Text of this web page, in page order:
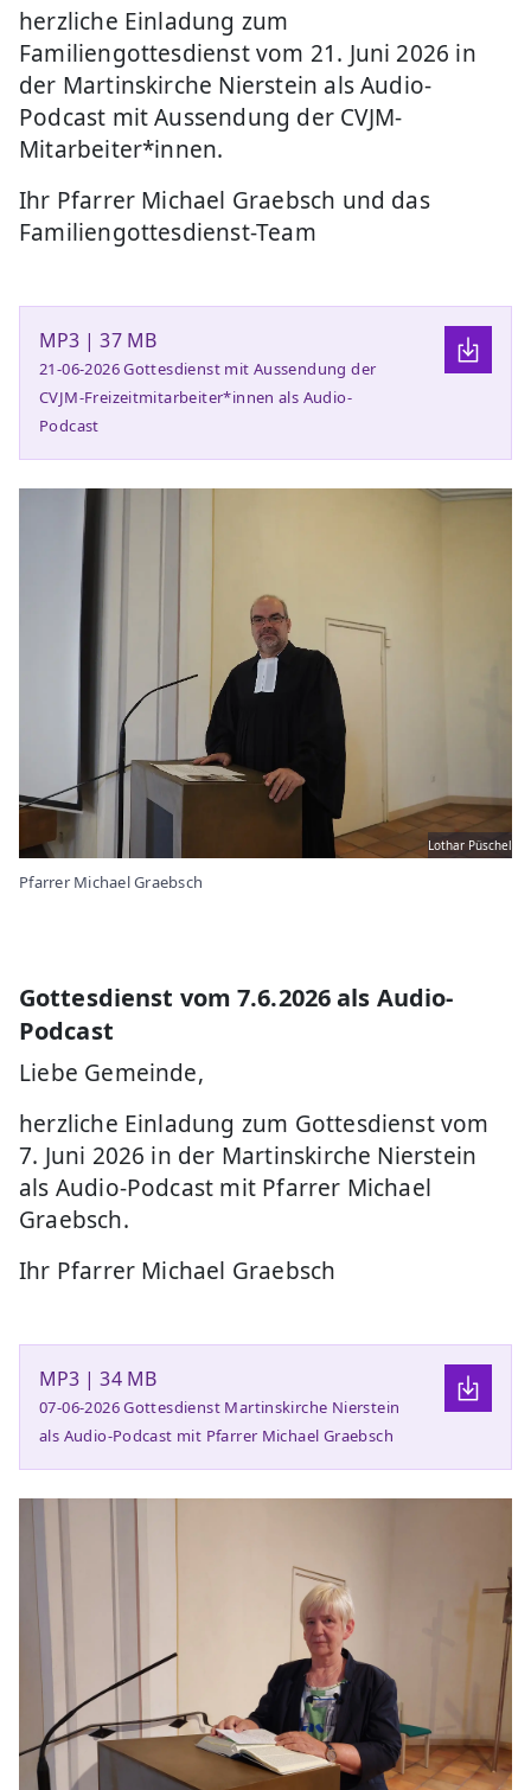
herzliche Einladung zum
Familiengottesdienst vom 21. Juni 2026 in
der Martinskirche Nierstein als Audio-
Podcast mit Aussendung der CVJM-
Mitarbeiter*innen.
Ihr Pfarrer Michael Graebsch und das
Familiengottesdienst-Team
MP3 | 37 MB
21-06-2026 Gottesdienst mit Aussendung der
CVJM-Freizeitmitarbeiter*innen als Audio-
Podcast
Lothar Püschel
Pfarrer Michael Graebsch
Gottesdienst vom 7.6.2026 als Audio-
Podcast
Liebe Gemeinde,
herzliche Einladung zum Gottesdienst vom
7. Juni 2026 in der Martinskirche Nierstein
als Audio-Podcast mit Pfarrer Michael
Graebsch.
Ihr Pfarrer Michael Graebsch
MP3 | 34 MB
07-06-2026 Gottesdienst Martinskirche Nierstein
als Audio-Podcast mit Pfarrer Michael Graebsch